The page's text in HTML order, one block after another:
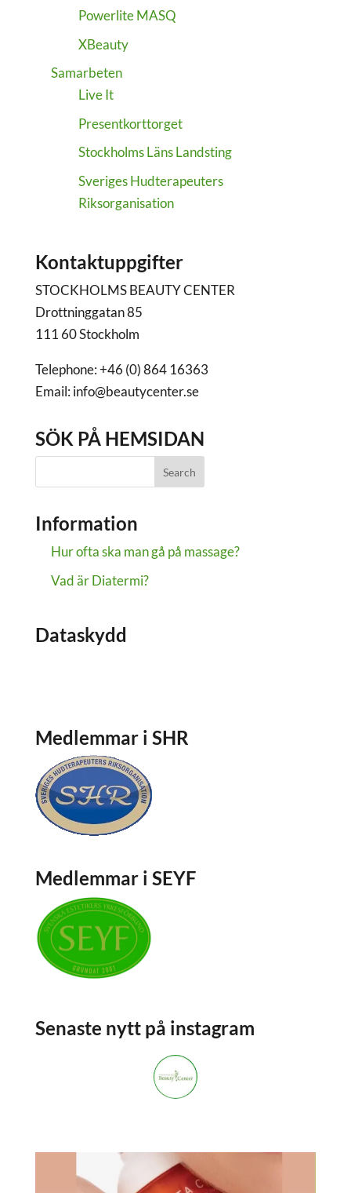
Powerlite MASQ
XBeauty
Samarbeten
Live It
Presentkorttorget
Stockholms Läns Landsting
Sveriges Hudterapeuters
Riksorganisation
Kontaktuppgifter
STOCKHOLMS BEAUTY CENTER
Drottninggatan 85
111 60 Stockholm
Telephone: +46 (0) 864 16363
Email: info@beautycenter.se
SÖK PÅ HEMSIDAN
Information
Hur ofta ska man gå på massage?
Vad är Diatermi?
Dataskydd
Medlemmar i SHR
Medlemmar i SEYF
Senaste nytt på instagram